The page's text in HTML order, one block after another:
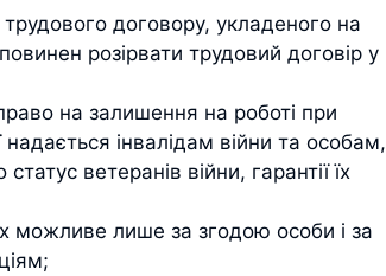
договору, укладеного на
розірвати трудовий договір у
на залишення на роботі при
надається інвалідам війни та особам,
ветеранів війни, гарантії їх
можливе лише за згодою особи і за